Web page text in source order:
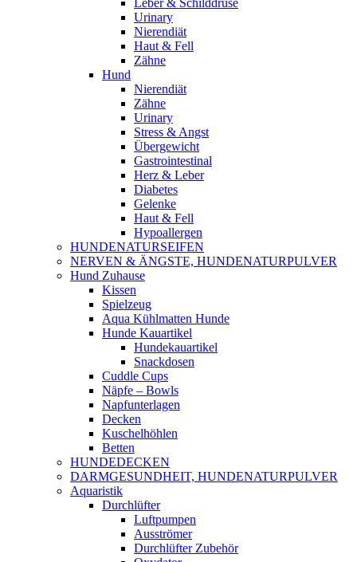
Leber & Schilddrüse
Urinary
Nierendiät
Haut & Fell
Zähne
Hund
Nierendiät
Zähne
Urinary
Stress & Angst
Übergewicht
Gastrointestinal
Herz & Leber
Diabetes
Gelenke
Haut & Fell
Hypoallergen
HUNDENATURSEIFEN
NERVEN & ÄNGSTE, HUNDENATURPULVER
Hund Zuhause
Kissen
Spielzeug
Aqua Kühlmatten Hunde
Hunde Kauartikel
Hundekauartikel
Snackdosen
Cuddle Cups
Näpfe – Bowls
Napfunterlagen
Decken
Kuschelhöhlen
Betten
HUNDEDECKEN
DARMGESUNDHEIT, HUNDENATURPULVER
Aquaristik
Durchlüfter
Luftpumpen
Ausströmer
Durchlüfter Zubehör